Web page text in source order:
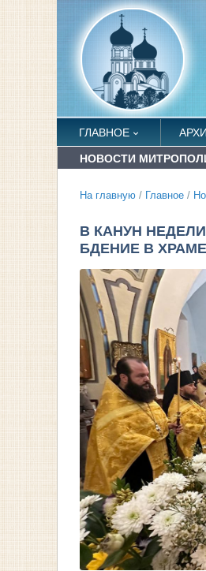
ГЛАВНОЕ
НОВОСТИ
На главную / Главное /
В КАНУН
БДЕНИЕ В